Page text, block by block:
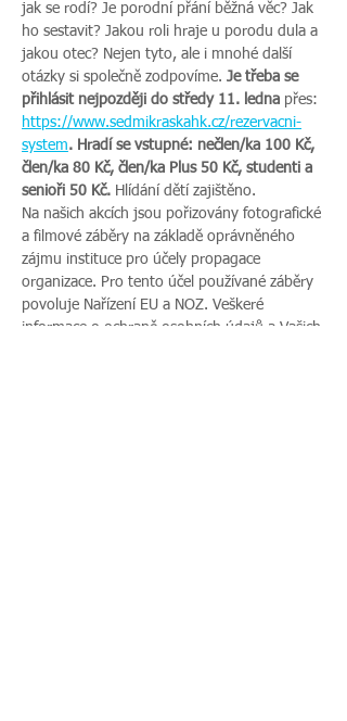
jak se rodí? Je porodní přání běžná věc? Jak
ho sestavit? Jakou roli hraje u porodu dula a
jakou otec? Nejen tyto, ale i mnohé další
otázky si společně zodpovíme. Je třeba se
přihlásit nejpozději do středy 11. ledna přes:
https://www.sedmikraskahk.cz/rezervacni-
system. Hradí se vstupné: nečlen/ka 100 Kč,
člen/ka 80 Kč, člen/ka Plus 50 Kč, studenti a
senioři 50 Kč. Hlídání dětí zajištěno.
Na našich akcích jsou pořizovány fotografické
a filmové záběry na základě oprávněného
zájmu instituce pro účely propagace
organizace. Pro tento účel používané záběry
povoluje Nařízení EU a NOZ. Veškeré
informace o ochraně osobních údajů a Vašich